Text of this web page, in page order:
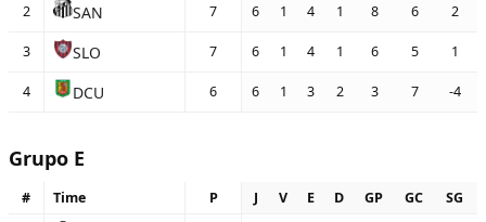
2 SAN 7 6 1 4 1 8 6 2
3 SLO 7 6 1 4 1 6 5 1
4 DCU 6 6 1 3 2 3 7 -4
Grupo E
# Time P J V E D GP GC
SG